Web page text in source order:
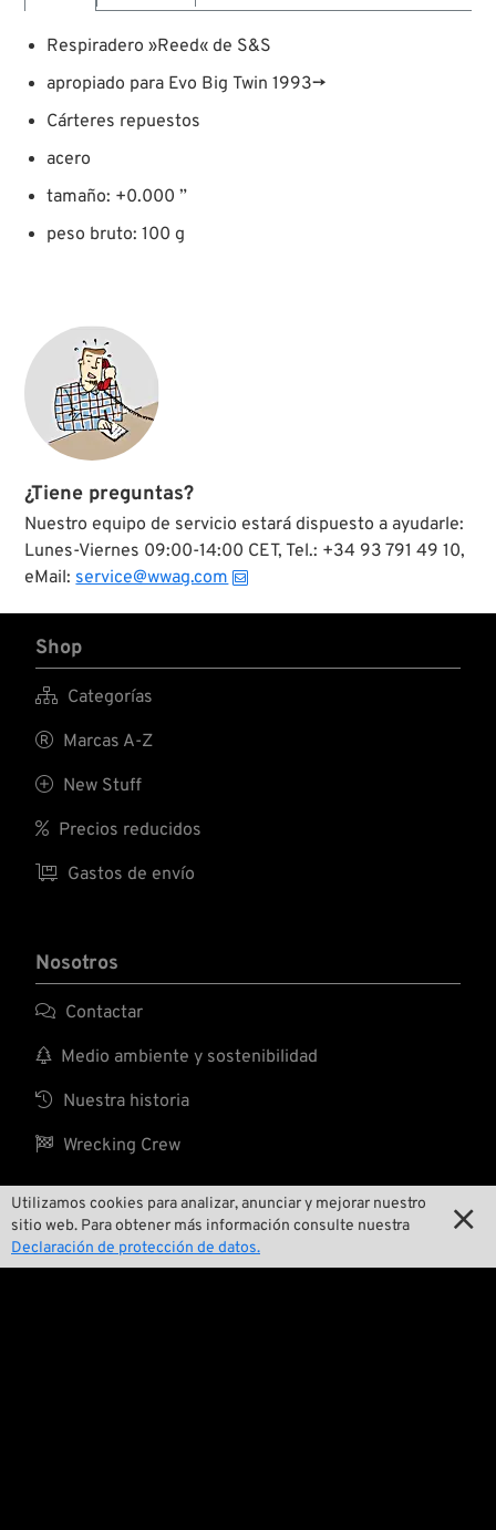
Utilizamos cookies para analizar, anunciar y mejorar nuestro
sitio web. Para obtener más información consulte nuestra
Declaración de protección de datos.

Respiradero »Reed« de S&S
apropiado para Evo Big Twin 1993→
Cárteres repuestos
acero
tamaño: +0.000 ”
peso bruto: 100 g
¿Tiene preguntas?
Nuestro equipo de servicio estará dispuesto a ayudarle:
Lunes-Viernes 09:00-14:00 CET, Tel.: +34 93 791 49 10,
eMail: service@wwag.com
Shop
 Categorías
 Marcas A-Z
 New Stuff
 Precios reducidos
 Gastos de envío
Nosotros
 Contactar
 Medio ambiente y sostenibilidad
 Nuestra historia
 Wrecking Crew
Pan-O-Rama